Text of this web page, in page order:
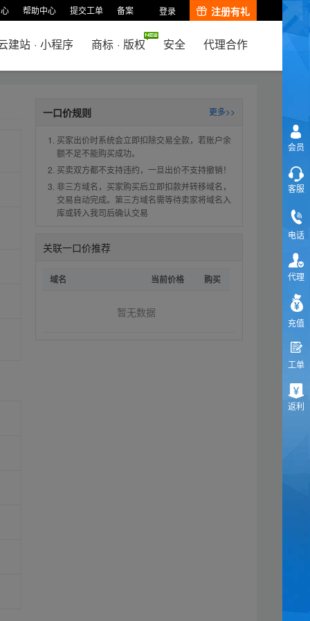
帮助中心 提交工单 备案 登录 注册有礼
建站 · 小程序 商标 · 版权 安全 代理合作
一口价规则 更多>>
买家出价时系统会立即扣除交易全款，若账户余
额不足不能购买成功。
买卖双方都不支持违约，一旦出价不支持撤销！
非三方域名，买家购买后立即扣款并转移域名，
交易自动完成。第三方域名需等待卖家将域名入
库或转入我司后确认交易
关联一口价推荐
域名 当前价格 购买
暂无数据
会员
客服
电话
代理
充值
工单
返利